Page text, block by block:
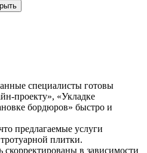
специалисты готовы
проекту», «Укладке
бордюров» быстро и
предлагаемые услуги
плитки.
в зависимости